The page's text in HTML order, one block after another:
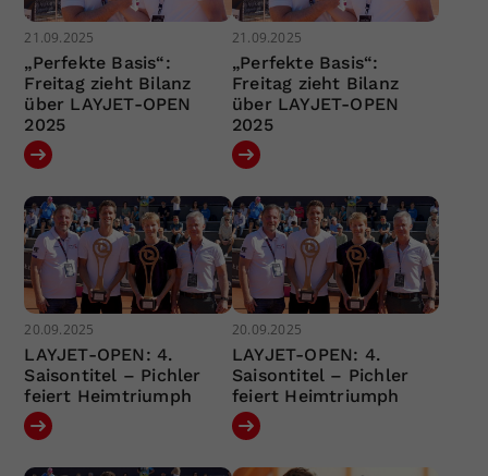
21.09.2025
„Perfekte Basis“:
Freitag zieht Bilanz
über LAYJET-OPEN
2025
21.09.2025
„Perfekte Basis“:
Freitag zieht Bilanz
über LAYJET-OPEN
2025
20.09.2025
LAYJET-OPEN: 4.
Saisontitel – Pichler
feiert Heimtriumph
20.09.2025
LAYJET-OPEN: 4.
Saisontitel – Pichler
feiert Heimtriumph